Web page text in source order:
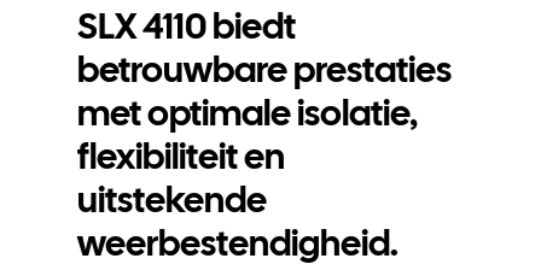
SLX 4110 biedt
betrouwbare prestaties
met optimale isolatie,
flexibiliteit en
uitstekende
weerbestendigheid.